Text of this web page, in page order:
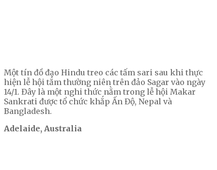
Một tín đồ đạo Hindu treo các tấm sari sau khi thực
hiện lễ hội tắm thường niên trên đảo Sagar vào ngày
14/1. Đây là một nghi thức nằm trong lễ hội Makar
Sankrati được tổ chức khắp Ấn Độ, Nepal và
Bangladesh.
Adelaide, Australia